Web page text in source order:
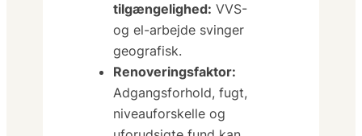
tilgængelighed: VVS-
og el-arbejde svinger
geografisk.
Renoveringsfaktor:
Adgangsforhold, fugt,
niveauforskelle og